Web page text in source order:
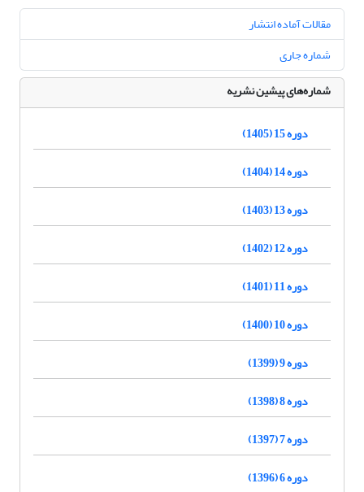
مقالات آماده انتشار
شماره جاری
شماره‌های پیشین نشریه
دوره 15 (1405)
دوره 14 (1404)
دوره 13 (1403)
دوره 12 (1402)
دوره 11 (1401)
دوره 10 (1400)
دوره 9 (1399)
دوره 8 (1398)
دوره 7 (1397)
دوره 6 (1396)